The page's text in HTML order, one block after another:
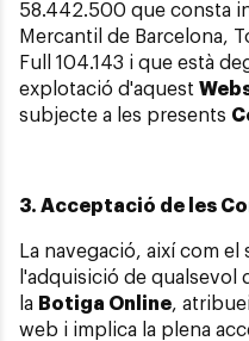
58.442.500 que consta
Mercantil de Barcelona,
Full 104.143 i que està
explotació d'aquest
subjecte a les presents
3. Acceptació de les
La navegació, així com el
l'adquisició de qualsevol
la Botiga Online,
web i implica la plena